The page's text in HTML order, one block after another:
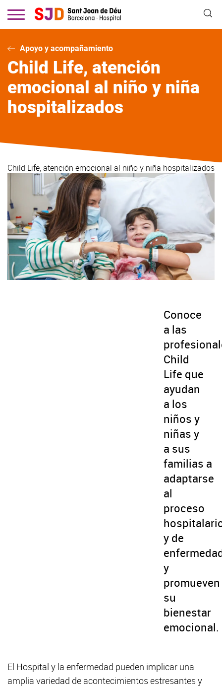
contenido
Apoyo y acompañamiento
Child Life, atención
emocional al niño y niña
hospitalizados
Child Life, atención emocional al niño y niña hospitalizados
Conoce
a las
Child
Life que
ayudan
a los
niños y
niñas y
a sus
familias a
adaptarse
al
proceso
y de
y
promueven
su
bienestar
emocional.
El Hospital y la enfermedad pueden implicar una
amplia variedad de acontecimientos estresantes y